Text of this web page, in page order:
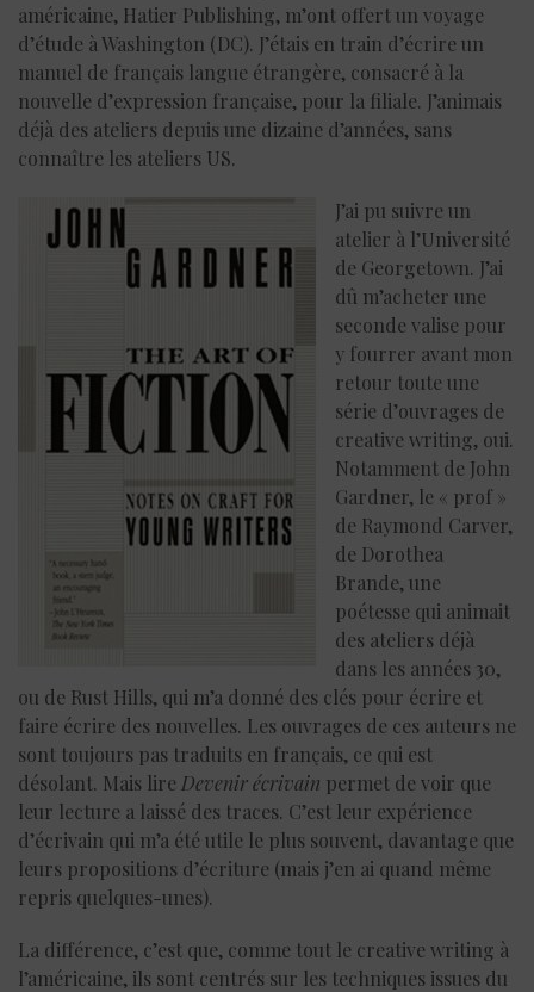
américaine, Hatier Publishing, m’ont offert un voyage
d’étude à Washington (DC). J’étais en train d’écrire un
manuel de français langue étrangère, consacré à la
nouvelle d’expression française, pour la filiale. J’animais
déjà des ateliers depuis une dizaine d’années, sans
connaître les ateliers US.
J’ai pu suivre un
atelier à l’Université
de Georgetown. J’ai
dû m’acheter une
seconde valise pour
y fourrer avant mon
retour toute une
série d’ouvrages de
creative writing, oui.
Notamment de John
Gardner, le « prof »
de Raymond Carver,
de Dorothea
Brande, une
poétesse qui animait
des ateliers déjà
dans les années 30,
ou de Rust Hills, qui m’a donné des clés pour écrire et
faire écrire des nouvelles. Les ouvrages de ces auteurs ne
sont toujours pas traduits en français, ce qui est
désolant. Mais lire Devenir écrivain permet de voir que
leur lecture a laissé des traces. C’est leur expérience
d’écrivain qui m’a été utile le plus souvent, davantage que
leurs propositions d’écriture (mais j’en ai quand même
repris quelques-unes).
La différence, c’est que, comme tout le creative writing à
l’américaine, ils sont centrés sur les techniques issues du